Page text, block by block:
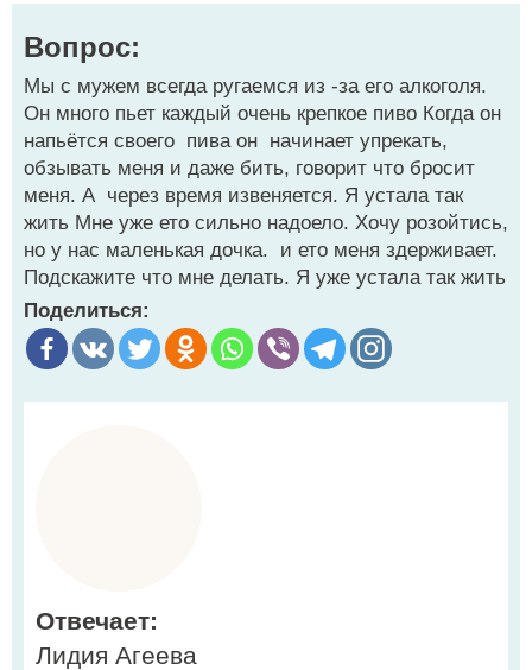
Вопрос:
Мы с мужем всегда ругаемся из -за его алкоголя.
Он много пьет каждый очень крепкое пиво Когда он
напьётся своего пива он начинает упрекать,
обзывать меня и даже бить, говорит что бросит
меня. А через время извеняется. Я устала так
жить Мне уже ето сильно надоело. Хочу розойтись,
но у нас маленькая дочка. и ето меня здерживает.
Подскажите что мне делать. Я уже устала так жить
Поделиться:
Отвечает:
Лидия Агеева